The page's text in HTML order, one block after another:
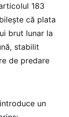
183
că plata
brut lunar la
stabilit
de predare
un